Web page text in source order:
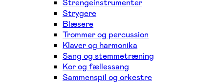
Strengeinstrumenter
Strygere
Blæsere
Trommer og percussion
Klaver og harmonika
Sang og stemmetræning
Kor og fællessang
Sammenspil og orkestre